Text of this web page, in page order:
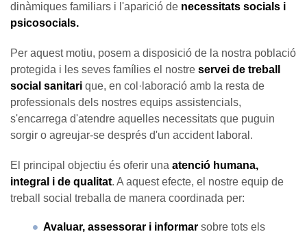
dinàmiques familiars i l'aparició de necessitats socials i
psicosocials.
Per aquest motiu, posem a disposició de la nostra població
protegida i les seves famílies el nostre servei de treball
social sanitari que, en col·laboració amb la resta de
professionals dels nostres equips assistencials,
s'encarrega d'atendre aquelles necessitats que puguin
sorgir o agreujar-se després d'un accident laboral.
El principal objectiu és oferir una atenció humana,
integral i de qualitat. A aquest efecte, el nostre equip de
treball social treballa de manera coordinada per:
Avaluar, assessorar i informar sobre tots els